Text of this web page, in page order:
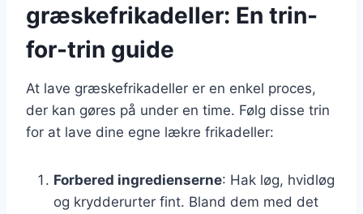
græskefrikadeller: En trin-
for-trin guide
At lave græskefrikadeller er en enkel proces,
der kan gøres på under en time. Følg disse trin
for at lave dine egne lækre frikadeller:
Forbered ingredienserne: Hak løg, hvidløg
og krydderurter fint. Bland dem med det